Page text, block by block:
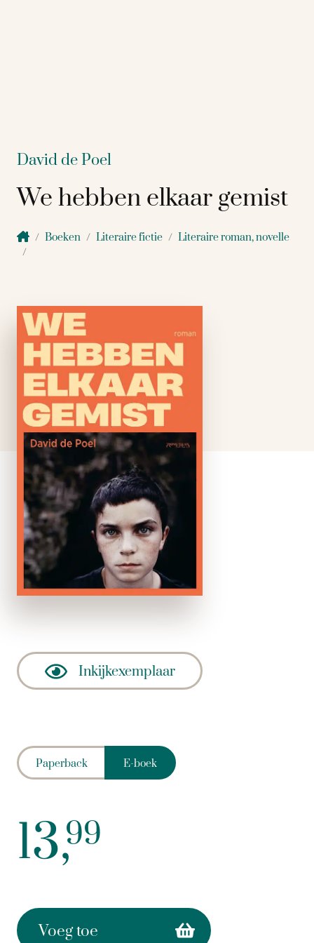
David de Poel
We hebben elkaar gemist
Boeken Literaire fictie Literaire roman, novelle
Inkijkexemplaar
Paperback E-boek
13,99
Voeg toe